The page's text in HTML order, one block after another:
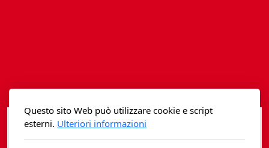
Questo sito Web può utilizzare cookie e script
esterni. Ulteriori informazioni
Fidia edizioni d'arte